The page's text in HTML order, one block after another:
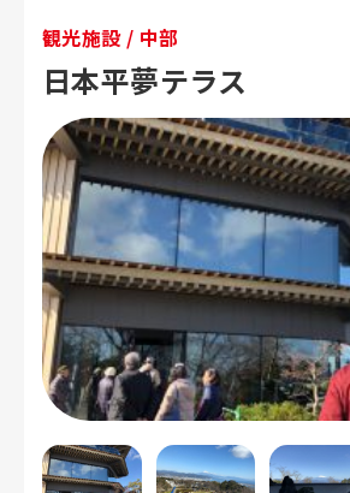
観光施設 / 中部
日本平夢テラス